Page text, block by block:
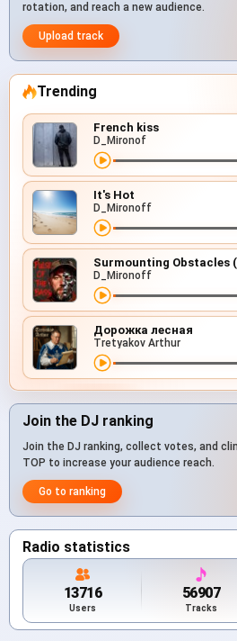
rotation, and reach a new audience.
Upload track
Trending
French kiss
D_Mironof
It's Hot
D_Mironoff
Surmounting Obstacles
D_Mironoff
Дорожка лесная
Tretyakov Arthur
Join the DJ ranking
Join the DJ ranking, collect votes, and
TOP to increase your audience reach.
Go to ranking
Radio statistics
13716
Users
56907
Tracks